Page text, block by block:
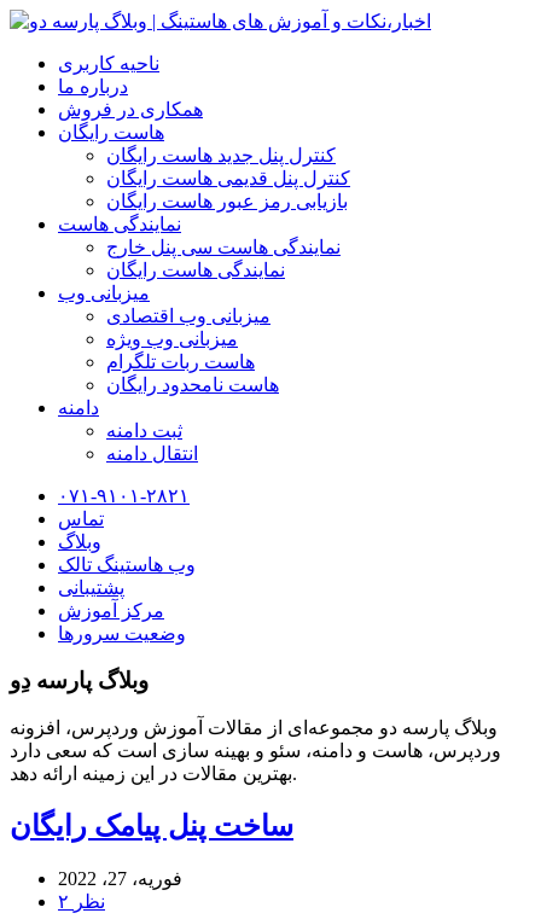
ناحیه کاربری
درباره ما
همکاری در فروش
هاست رایگان
کنترل پنل جدید هاست رایگان
کنترل پنل قدیمی هاست رایگان
بازیابی رمز عبور هاست رایگان
نمایندگی هاست
نمایندگی هاست سی پنل خارج
نمایندگی هاست رایگان
میزبانی وب
میزبانی وب اقتصادی
میزبانی وب ویژه
هاست ربات تلگرام
هاست نامحدود رایگان
دامنه
ثبت دامنه
انتقال دامنه
۰۷۱-۹۱۰۱-۲۸۲۱
تماس
وبلاگ
وب هاستینگ تالک
پشتیبانی
مرکز آموزش
وضعیت سرورها
وبلاگ پارسه دِو
وبلاگ پارسه دو مجموعه‌ای از مقالات آموزش وردپرس، افزونه
وردپرس، هاست و دامنه، سئو و بهینه سازی است که سعی دارد
بهترین مقالات در این زمینه ارائه دهد.
ساخت پنل پیامک رایگان
فوریه، 27، 2022
۲ نظر